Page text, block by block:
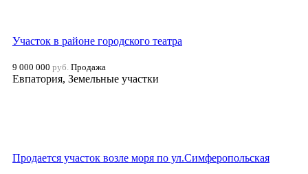
Участок в районе городского театра
9 000 000 руб. Продажа
Евпатория, Земельные участки
Продается участок возле моря по ул.Симферопольская